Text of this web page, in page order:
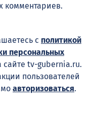
комментариев.
с политикой
персональных
сайте tv-gubernia.ru.
пользователей
авторизоваться.